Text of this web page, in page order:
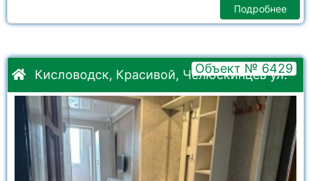
Подробнее
Кисловодск, Красивой, Челюскинцев ул.
Объект № 6429